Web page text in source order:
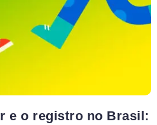
e o registro no Brasil: